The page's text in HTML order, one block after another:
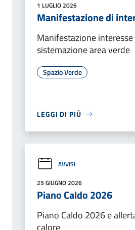
1 LUGLIO 2026
Manifestazione di
Manifestazione
sistemazione area verde
Spazio Verde
LEGGI DI PIÙ
AVVISI
25 GIUGNO 2026
Piano Caldo 2026
Piano Caldo 2026 e